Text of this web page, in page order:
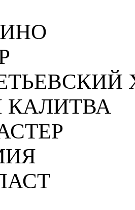
КАЛИТВА